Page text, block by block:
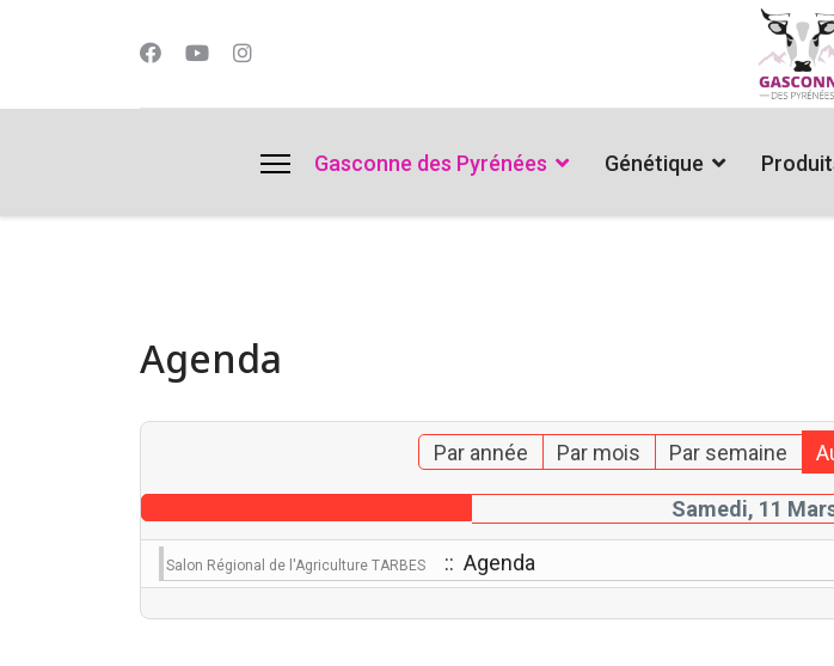
Gasconne des Pyrénées Génétique
Agenda
Par année Par mois Par semaine
Samedi, 11
Salon Régional de l'Agriculture TARBES :: Agenda